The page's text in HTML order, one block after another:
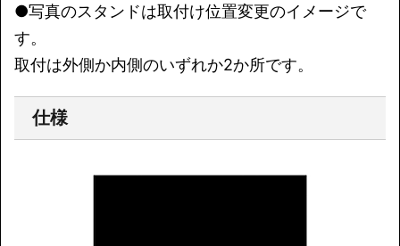
●写真のスタンドは取付け位置変更のイメージで
す。
取付は外側か内側のいずれか2か所です。
仕様